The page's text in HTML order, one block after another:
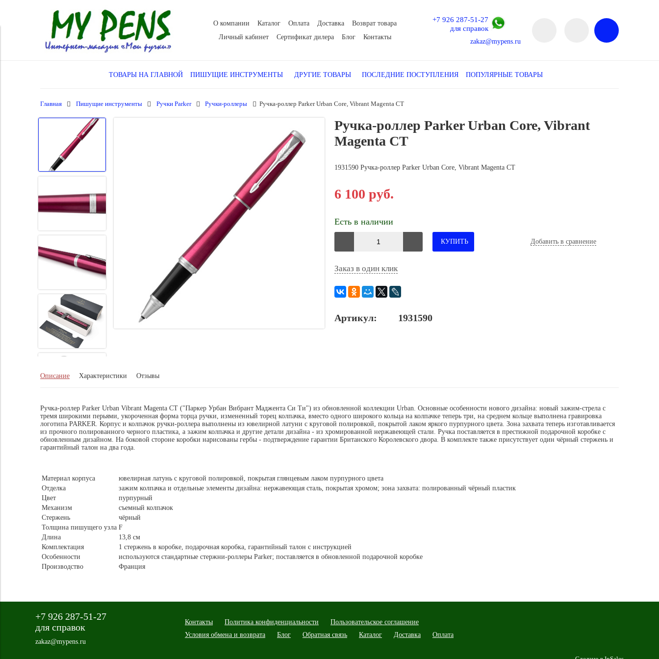
О компании Каталог Оплата Доставка
Возврат товара
Личный кабинет
Сертификат дилера Блог Контакты
+7 926 287-51-27
для справок
zakaz@mypens.ru
ТОВАРЫ НА ГЛАВНОЙ ПИШУЩИЕ ИНСТРУМЕНТЫ ДРУГИЕ ТОВАРЫ ПОСЛЕДНИЕ ПОСТУПЛЕНИЯ ПОПУЛЯРНЫЕ ТОВАРЫ
Главная Пишущие инструменты Ручки Parker Ручки-роллеры Ручка-роллер Parker Urban Core, Vibrant Magenta CT
Ручка-роллер Parker Urban Core, Vibrant
Magenta CT
1931590 Ручка-роллер Parker Urban Core, Vibrant Magenta CT
6 100 руб.
Есть в наличии
КУПИТЬ Добавить в сравнение
Заказ в один клик
Артикул: 1931590
Описание Характеристики Отзывы
Ручка-роллер Parker Urban Vibrant Magenta CT ("Паркер Урбан Вибрант Маджента Си Ти") из обновленной коллекции Urban. Основные особенности нового дизайна: новый зажим-стрела с
тремя широкими перьями, укороченная форма торца ручки, измененный торец колпачка, вместо одного широкого кольца на колпачке теперь три, на среднем кольце выполнена гравировка
логотипа PARKER. Корпус и колпачок ручки-роллера выполнены из ювелирной латуни с круговой полировкой, покрытой лаком яркого пурпурного цвета. Зона захвата теперь изготавливается
из прочного полированного черного пластика, а зажим колпачка и другие детали дизайна - из хромированной нержавеющей стали. Ручка поставляется в престижной подарочной коробке с
обновленным дизайном. На боковой стороне коробки нарисованы гербы - подтверждение гарантии Британского Королевского двора. В комплекте также присутствует один чёрный стержень и
гарантийный талон на два года.
Материал корпуса
ювелирная латунь с круговой полировкой, покрытая глянцевым лаком пурпурного цвета
Отделка
зажим колпачка и отдельные элементы дизайна: нержавеющая сталь, покрытая хромом; зона захвата: полированный чёрный пластик
Цвет
пурпурный
Механизм
съемный колпачок
Стержень
чёрный
Толщина пишущего узла F
Длина
13,8 см
Комплектация
1 стержень в коробке, подарочная коробка, гарантийный талон с инструкцией
Особенности
используются стандартные стержни-роллеры Parker; поставляется в обновленной подарочной коробке
Производство
Франция
+7 926 287-51-27
для справок
zakaz@mypens.ru
Контакты Политика конфиденциальности
Пользовательское соглашение
Условия обмена и возврата
Блог Обратная связь Каталог Доставка Оплата